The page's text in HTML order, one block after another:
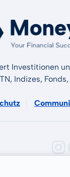
Investitionen
Indizes,